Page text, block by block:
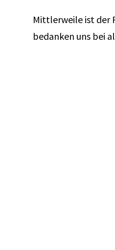
Mittlerweile ist der
bedanken uns bei